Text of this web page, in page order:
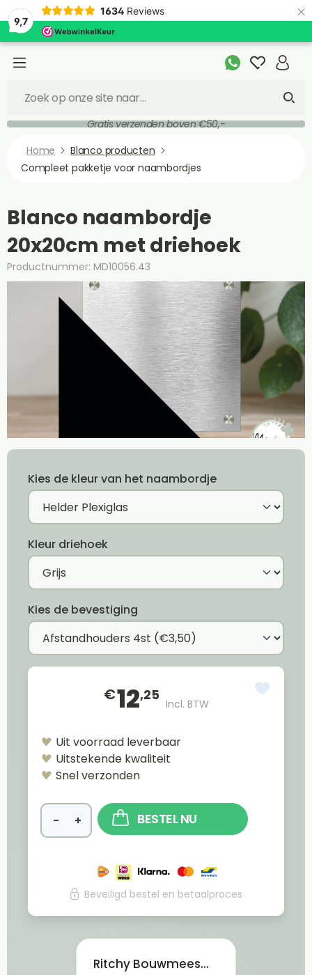
9,7
1634 Reviews ×
Gratis verzenden boven €50,-
Home
Blanco producten
Compleet pakketje voor naambordjes
Blanco naambordje
20x20cm met driehoek
Productnummer: MD10056.43
Kies de kleur van het naambordje
Kleur driehoek
Kies de bevestiging
€12,25
Incl. BTW
Uit voorraad leverbaar
Uitstekende kwaliteit
Snel verzonden
− + BESTEL NU
Beveiligd bestel en betaalproces